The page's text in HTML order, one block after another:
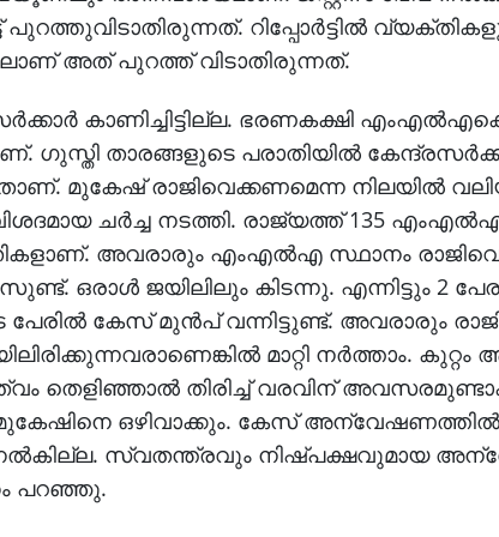
പുറത്തുവിടാതിരുന്നത്. റിപ്പോർട്ടിൽ
അത് പുറത്ത് വിടാതിരുന്നത്.
സർക്കാർ കാണിച്ചിട്ടില്ല. ഭരണകക്ഷി
താരങ്ങളുടെ പരാതിയിൽ
മുകേഷ് രാജിവെക്കണമെന്ന നിലയിൽ
ചർച്ച നടത്തി. രാജ്യത്ത് 135
അവരാരും എംഎൽഎ സ്ഥാനം
ഒരാൾ ജയിലിലും കിടന്നു. എന്നിട്ടും 2
കേസ് മുൻപ് വന്നിട്ടുണ്ട്. അവരാരും രാജി
മാറ്റി നർത്താം. കുറ്റം
തെളിഞ്ഞാൽ തിരിച്ച് വരവിന്
മുകേഷിനെ ഒഴിവാക്കും. കേസ്
സ്വതന്ത്രവും നിഷ്പക്ഷവുമായ
പറഞ്ഞു.